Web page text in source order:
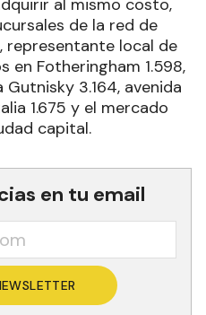
al mismo costo,
de la red de
representante local de
en Fotheringham 1.598,
Gutnisky 3.164, avenida
1.675 y el mercado
capital.
en tu email